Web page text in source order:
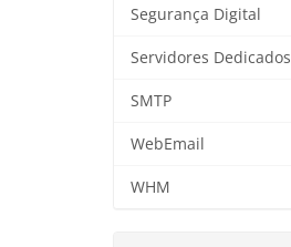
Segurança Digital
Servidores Dedicados
SMTP
WebEmail
WHM